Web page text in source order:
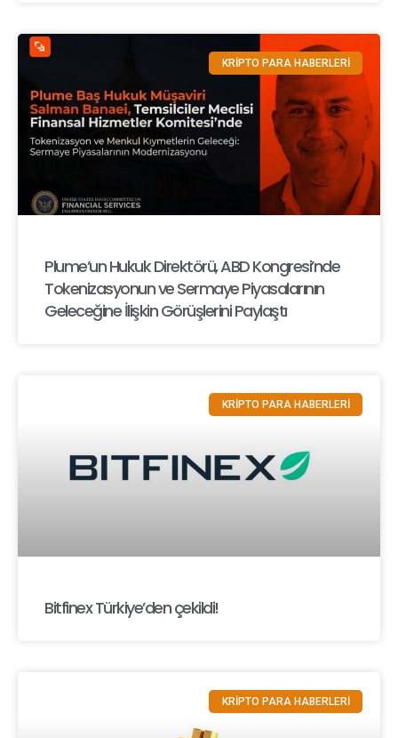
KRİPTO PARA HABERLERİ
Plume’un Hukuk Direktörü, ABD Kongresi’nde
Tokenizasyonun ve Sermaye Piyasalarının
Geleceğine İlişkin Görüşlerini Paylaştı
KRİPTO PARA HABERLERİ
Bitfinex Türkiye’den çekildi!
KRİPTO PARA HABERLERİ